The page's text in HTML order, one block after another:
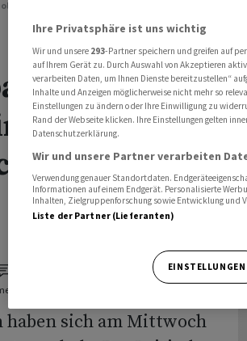
gelingt - Niederländische Titel im Blick
Schluss:
-
Titel im
haben sich am Mittwoch
Ihre Privatsphäre ist uns wichtig
Wir und unsere 293-Partner speichern und greifen auf
auf Ihrem Gerät zu. Durch Auswahl von Akzeptieren
verarbeiten Daten, um Ihnen Dienste bereitzustellen“
Inhalte und Anzeigen möglicherweise nicht mehr so
Einstellungen zu ändern oder Ihre Einwilligung zu
Rand der Webseite klicken. Ihre Einstellungen gelten
Datenschutzerklärung.
Wir und unsere Partner verarbeiten
Verwendung genauer Standortdaten.
Informationen auf einem Endgerät. Personalisierte
Inhalten, Zielgruppenforschung sowie Entwicklung und
Liste der Partner (Lieferanten)
EINSTELLUNGEN